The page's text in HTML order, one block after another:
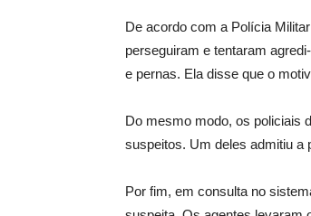
De acordo com a Polícia
perseguiram e tentaram
e pernas. Ela disse que o
Do mesmo modo, os policiais
suspeitos. Um deles admitiu a
Por fim, em consulta no